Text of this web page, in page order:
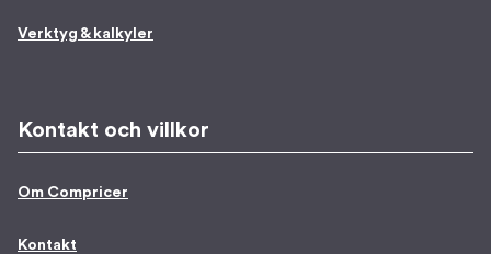
Verktyg & kalkyler
Kontakt och villkor
Om Compricer
Kontakt